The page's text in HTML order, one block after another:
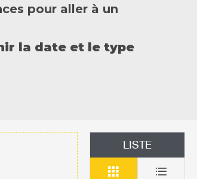
pour aller à un
la date et le type
LISTE